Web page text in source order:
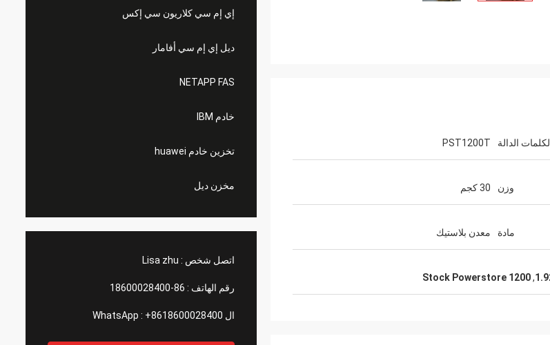
إي إم سي كلاريون سي إكس
ديل إي إم سي أفامار
NETAPP FAS
خادم IBM
تخزين خادم huawei
مخزن ديل
اتصل شخص : Lisa zhu
رقم الهاتف : 86-18600028400
ال WhatsApp : +8618600028400
الدالة PST1200T
وزن 30 كجم
مادة معدن بلاستيك
,
Stock Powerstore 1200